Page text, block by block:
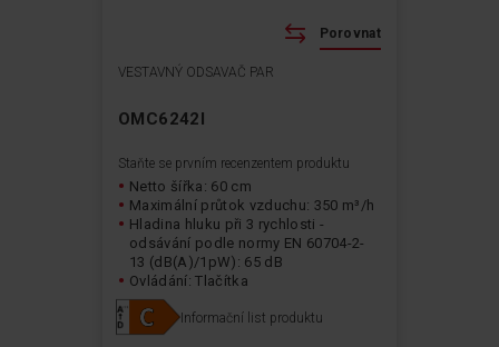
VESTAVNÝ ODSAVAČ PAR
OMC6242I
Staňte se prvním recenzentem produktu
Netto šířka: 60 cm
Maximální průtok vzduchu: 350 m³/h
Hladina hluku při 3 rychlosti -
odsávání podle normy EN 60704-2-
13 (dB(A)/1pW): 65 dB
Ovládání: Tlačítka
Typ osvětlení: LED
Informační list produktu
Porovnat